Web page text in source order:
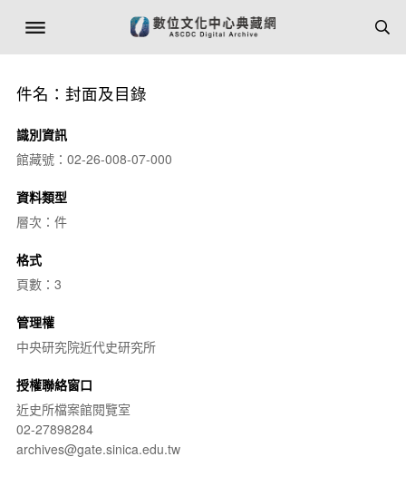
件名：封面及目錄
識別資訊
館藏號：02-26-008-07-000
資料類型
層次：件
格式
頁數：3
管理權
中央研究院近代史研究所
授權聯絡窗口
近史所檔案館閱覽室
02-27898284
archives@gate.sinica.edu.tw